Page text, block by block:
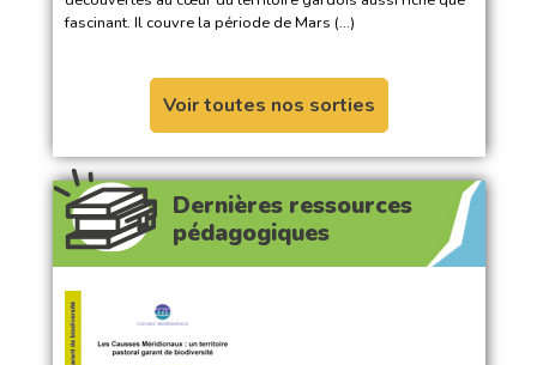
fascinant. Il couvre la période de Mars (…)
Voir toutes nos sorties
Dernières ressources
pédagogiques